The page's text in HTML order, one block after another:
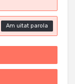
Am uitat parola